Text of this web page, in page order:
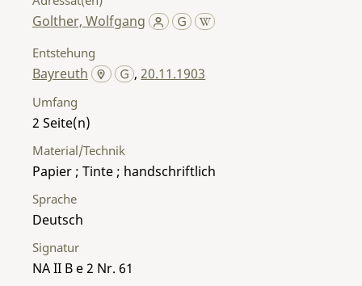
Golther, Wolfgang
Entstehung
Bayreuth ,20.11.1903
Umfang
2
Material/Technik
Papier ; Tinte ; handschriftlich
Sprache
Deutsch
Signatur
NA II B e 2 Nr. 61